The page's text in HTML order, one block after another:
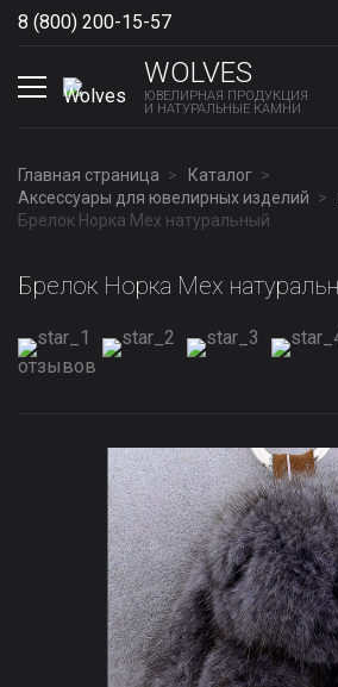
8 (800) 200-15-57
WOLVES
ЮВЕЛИРНАЯ ПРОДУКЦИЯ
И НАТУРАЛЬНЫЕ КАМНИ
Главная страница
Каталог
Аксессуары для ювелирных изделий
Брелок Норка Мех натуральный
Брелок Норка Мех
отзывов